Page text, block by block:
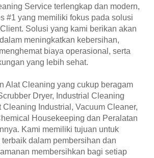
Service terlengkap dan modern,
#1 yang memiliki fokus pada solusi
Solusi yang kami berikan akan
meningkatkan kebersihan,
biaya operasional, serta
yang lebih sehat.
Alat Cleaning yang cukup beragam
Dryer, Industrial Cleaning
Cleaning Industrial, Vacuum Cleaner,
Housekeeping dan Peralatan
Kami memiliki tujuan untuk
dalam pembersihan dan
membersihkan bagi setiap